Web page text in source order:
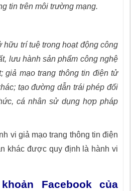
tin trên môi trường mạng.
hữu trí tuệ trong hoạt động công
lưu hành sản phẩm công nghệ
giả mạo trang thông tin điện tử
tạo đường dẫn trái phép đối
cá nhân sử dụng hợp pháp
vi giả mạo trang thông tin điện
khác được quy định là hành vi
Facebook của